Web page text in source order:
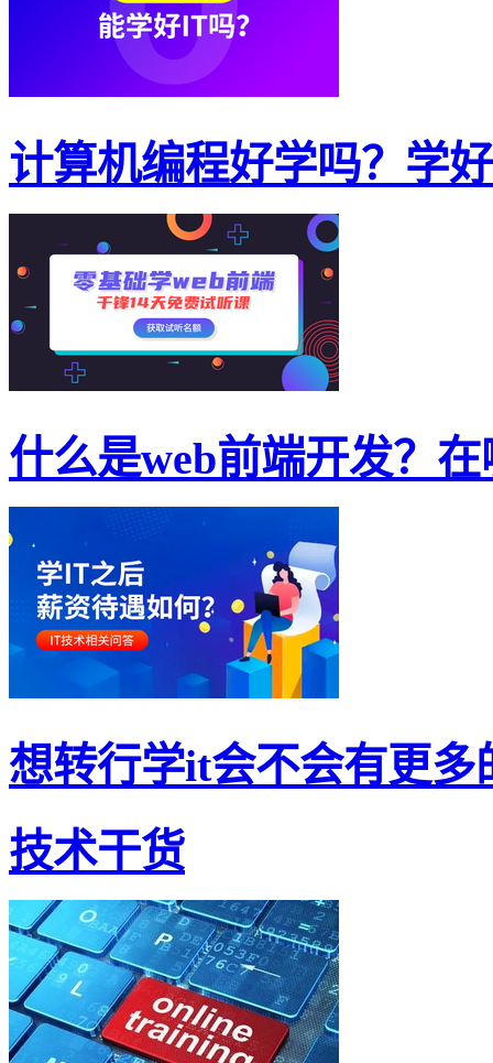
计算机编程好学吗？学
什么是web前端开发？
想转行学it会不会有更多
技术干货